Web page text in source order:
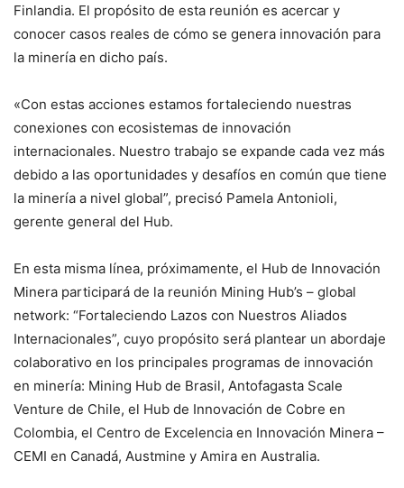
Finlandia. El propósito de esta reunión es acercar y
conocer casos reales de cómo se genera innovación para
la minería en dicho país.
«Con estas acciones estamos fortaleciendo nuestras
conexiones con ecosistemas de innovación
internacionales. Nuestro trabajo se expande cada vez más
debido a las oportunidades y desafíos en común que tiene
la minería a nivel global”, precisó Pamela Antonioli,
gerente general del Hub.
En esta misma línea, próximamente, el Hub de Innovación
Minera participará de la reunión Mining Hub’s – global
network: “Fortaleciendo Lazos con Nuestros Aliados
Internacionales”, cuyo propósito será plantear un abordaje
colaborativo en los principales programas de innovación
en minería: Mining Hub de Brasil, Antofagasta Scale
Venture de Chile, el Hub de Innovación de Cobre en
Colombia, el Centro de Excelencia en Innovación Minera –
CEMI en Canadá, Austmine y Amira en Australia.